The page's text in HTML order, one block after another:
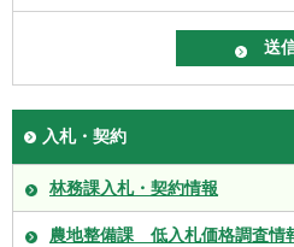
入札・契約
林務課入札・契約情報
農地整備課 低入札価格調査情